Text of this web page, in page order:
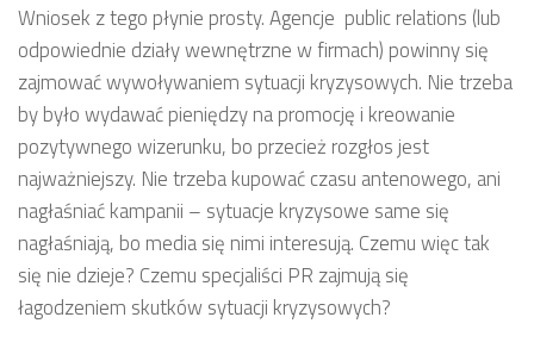
Wniosek z tego płynie prosty. Agencje public relations (lub
odpowiednie działy wewnętrzne w firmach) powinny się
zajmować wywoływaniem sytuacji kryzysowych. Nie trzeba
by było wydawać pieniędzy na promocję i kreowanie
pozytywnego wizerunku, bo przecież rozgłos jest
najważniejszy. Nie trzeba kupować czasu antenowego, ani
nagłaśniać kampanii – sytuacje kryzysowe same się
nagłaśniają, bo media się nimi interesują. Czemu więc tak
się nie dzieje? Czemu specjaliści PR zajmują się
łagodzeniem skutków sytuacji kryzysowych?